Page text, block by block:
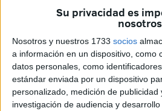
Su privacidad es
nosotros
Nosotros y nuestros 1733 socios
a información en un dispositivo, como
datos personales, como
estándar enviada por un dispositivo
personalizado, medición de publicidad
investigación de audiencia y desarrollo
POR JOSÉ MANUEL ADÁN
Competencias a los
POR JOSÉ MANUEL ADÁN
Un día cualquiera
POR JOSÉ MANUEL ADÁN